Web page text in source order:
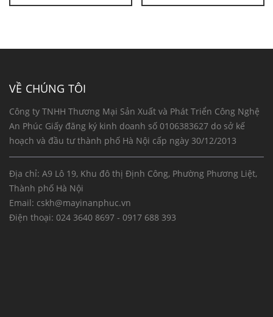
VỀ CHÚNG TÔI
Công ty TNHH Thương Mại Sản Xuất và Phát Triển Công Nghệ
An Phúc Giấy đăng ký kinh doanh số 0106383627 do sở kế
hoạch và đầu tư thành phố Hà Nội cấp ngày 30/12/2013
Địa chỉ: A9 Lô 19, Khu đô thị Định Công, Phường Phương Liệt,
Thành phố Hà Nội
Email: cskh@mayinanphuc.vn
Điện thoại: 024 3640 8697 - 0917 688 393